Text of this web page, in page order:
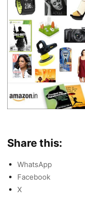
Share this:
WhatsApp
Facebook
X